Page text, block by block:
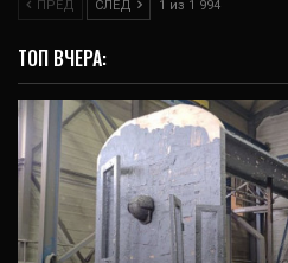
ПРЕД СЛЕД 1 из 1 994
ТОП ВЧЕРА: